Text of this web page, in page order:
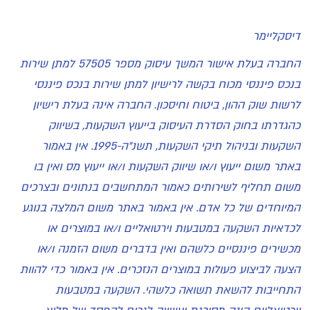
דיסקליימר
החברה בעלת אישור המשך עיסוק מספר 57505 למתן שירות
בנכס פיננסי מכוח בקשה לרישיון למתן שירות בנכס פיננסי
לרשות שוק ההון, ביטוח וחיסכון. החברה אינה בעלת רישיון
כהגדרתו בחוק הסדרת העיסוק בייעוץ השקעות, בשיווק
השקעות ובניהול תיקי השקעות, תשנ"ה-1995. אין באמור
באתר משום ייעוץ ו/או שיווק השקעות ו/או ייעוץ מס ואין בו
משום תחליף לשירותים כאמור המתחשבים בנתונים ובצרכים
המיוחדים של כל אדם. אין באמור באתר משום המלצה בנוגע
לכדאיות השקעה במטבעות וירטואליים ו/או במוצרים או
מכשירים פיננסיים כלשהם ואין בדברים משום הזמנה ו/או
הצעה לביצוע פעולות במוצרים הנזכרים. אין באמור כדי להוות
התחייבות להשאת תשואה כלשהי. השקעה במטבעות